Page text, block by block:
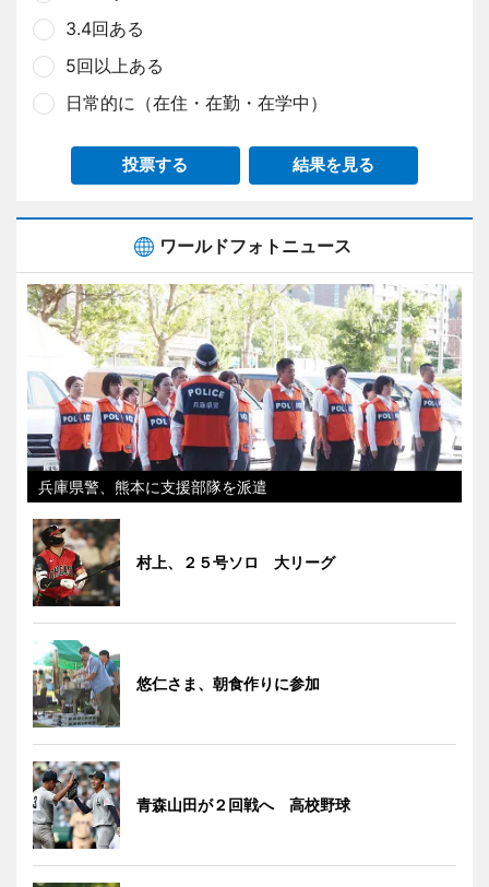
3.4回ある
5回以上ある
日常的に（在住・在勤・在学中）
投票する 結果を見る
ワールドフォトニュース
兵庫県警、熊本に支援部隊を派遣
村上、２５号ソロ 大リーグ
悠仁さま、朝食作りに参加
青森山田が２回戦へ 高校野球